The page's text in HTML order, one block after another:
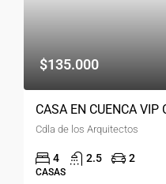
$135.000
CASA EN CUENCA VIP
Cdla de los Arquitectos
4 2.5 2
CASAS